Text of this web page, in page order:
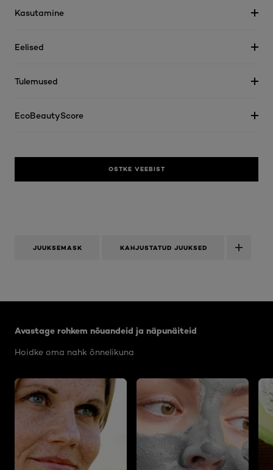
Kasutamine
Eelised
Tulemused
EcoBeautyScore
OSTKE VEEBIST
JUUKSEMASK KAHJUSTATUD JUUKSED
Avastage rohkem nõuandeid ja näpunäiteid
Hoidke oma nahk õnnelikuna